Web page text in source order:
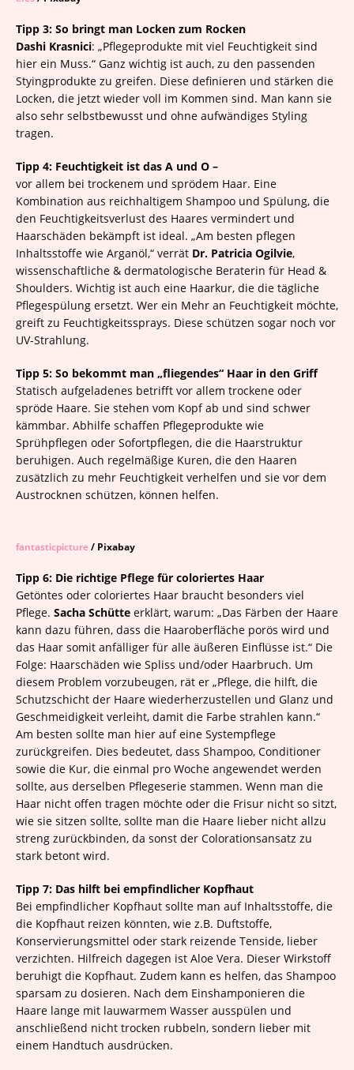
Tipp 3: So bringt man Locken zum Rocken
Dashi Krasnici: „Pflegeprodukte mit viel Feuchtigkeit sind
hier ein Muss.“ Ganz wichtig ist auch, zu den passenden
Styingprodukte zu greifen. Diese definieren und stärken die
Locken, die jetzt wieder voll im Kommen sind. Man kann sie
also sehr selbstbewusst und ohne aufwändiges Styling
tragen.
Tipp 4: Feuchtigkeit ist das A und O –
vor allem bei trockenem und sprödem Haar. Eine
Kombination aus reichhaltigem Shampoo und Spülung, die
den Feuchtigkeitsverlust des Haares vermindert und
Haarschäden bekämpft ist ideal. „Am besten pflegen
Inhaltsstoffe wie Arganöl,“ verrät Dr. Patricia Ogilvie,
wissenschaftliche & dermatologische Beraterin für Head &
Shoulders. Wichtig ist auch eine Haarkur, die die tägliche
Pflegespülung ersetzt. Wer ein Mehr an Feuchtigkeit möchte,
greift zu Feuchtigkeitssprays. Diese schützen sogar noch vor
UV-Strahlung.
Tipp 5: So bekommt man „fliegendes“ Haar in den Griff
Statisch aufgeladenes betrifft vor allem trockene oder
spröde Haare. Sie stehen vom Kopf ab und sind schwer
kämmbar. Abhilfe schaffen Pflegeprodukte wie
Sprühpflegen oder Sofortpflegen, die die Haarstruktur
beruhigen. Auch regelmäßige Kuren, die den Haaren
zusätzlich zu mehr Feuchtigkeit verhelfen und sie vor dem
Austrocknen schützen, können helfen.
fantasticpicture/ Pixabay
Tipp 6: Die richtige Pflege für coloriertes Haar
Getöntes oder coloriertes Haar braucht besonders viel
Pflege. Sacha Schütte erklärt, warum: „Das Färben der Haare
kann dazu führen, dass die Haaroberfläche porös wird und
das Haar somit anfälliger für alle äußeren Einflüsse ist.“ Die
Folge: Haarschäden wie Spliss und/oder Haarbruch. Um
diesem Problem vorzubeugen, rät er „Pflege, die hilft, die
Schutzschicht der Haare wiederherzustellen und Glanz und
Geschmeidigkeit verleiht, damit die Farbe strahlen kann.“
Am besten sollte man hier auf eine Systempflege
zurückgreifen. Dies bedeutet, dass Shampoo, Conditioner
sowie die Kur, die einmal pro Woche angewendet werden
sollte, aus derselben Pflegeserie stammen. Wenn man die
Haar nicht offen tragen möchte oder die Frisur nicht so sitzt,
wie sie sitzen sollte, sollte man die Haare lieber nicht allzu
streng zurückbinden, da sonst der Colorationsansatz zu
stark betont wird.
Tipp 7: Das hilft bei empfindlicher Kopfhaut
Bei empfindlicher Kopfhaut sollte man auf Inhaltsstoffe, die
die Kopfhaut reizen könnten, wie z.B. Duftstoffe,
Konservierungsmittel oder stark reizende Tenside, lieber
verzichten. Hilfreich dagegen ist Aloe Vera. Dieser Wirkstoff
beruhigt die Kopfhaut. Zudem kann es helfen, das Shampoo
sparsam zu dosieren. Nach dem Einshamponieren die
Haare lange mit lauwarmem Wasser ausspülen und
anschließend nicht trocken rubbeln, sondern lieber mit
einem Handtuch ausdrücken.